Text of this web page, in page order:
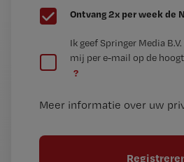
G
e
t
Ontvang 2x per week de
e
t
t
Ik geef Springer Media
mij per e-mail op de
?
Meer informatie over uw